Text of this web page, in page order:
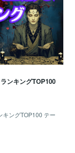
ンキングTOP100
ングTOP100 テー